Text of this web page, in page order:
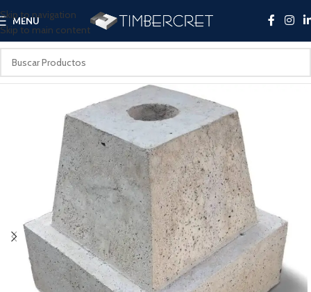
Skip to navigation
Skip to main content
MENU